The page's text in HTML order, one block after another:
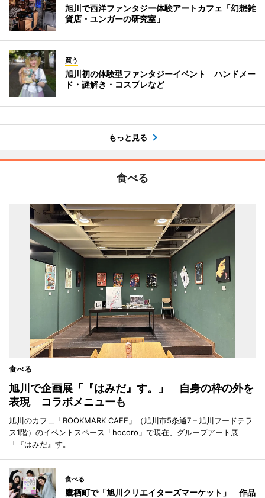
旭川で西洋ファンタジー体験アートカフェ「幻想雑
貨店・ユンガーの研究室」
買う
旭川初の体験型ファンタジーイベント ハンドメー
ド・謎解き・コスプレなど
もっと見る
食べる
食べる
旭川で企画展「『はみだ』す。」 自身の枠の外を
表現 コラボメニューも
旭川のカフェ「BOOKMARK CAFE」（旭川市5条通7＝旭川フードテラ
ス1階）のイベントスペース「hocoro」で現在、グループアート展
「『はみだ』す。
食べる
鷹栖町で「旭川クリエイターズマーケット」 作品